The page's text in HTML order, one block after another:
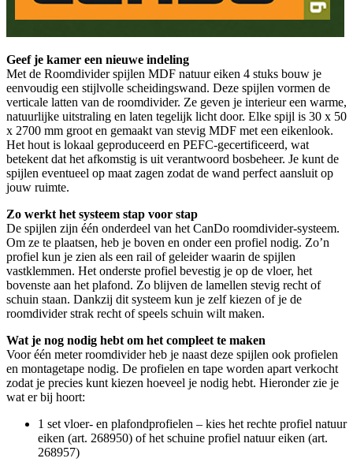
Geef je kamer een nieuwe indeling
Met de Roomdivider spijlen MDF natuur eiken 4 stuks bouw je
eenvoudig een stijlvolle scheidingswand. Deze spijlen vormen de
verticale latten van de roomdivider. Ze geven je interieur een warme,
natuurlijke uitstraling en laten tegelijk licht door. Elke spijl is 30 x 50
x 2700 mm groot en gemaakt van stevig MDF met een eikenlook.
Het hout is lokaal geproduceerd en PEFC-gecertificeerd, wat
betekent dat het afkomstig is uit verantwoord bosbeheer. Je kunt de
spijlen eventueel op maat zagen zodat de wand perfect aansluit op
jouw ruimte.
Zo werkt het systeem stap voor stap
De spijlen zijn één onderdeel van het CanDo roomdivider-systeem.
Om ze te plaatsen, heb je boven en onder een profiel nodig. Zo’n
profiel kun je zien als een rail of geleider waarin de spijlen
vastklemmen. Het onderste profiel bevestig je op de vloer, het
bovenste aan het plafond. Zo blijven de lamellen stevig recht of
schuin staan. Dankzij dit systeem kun je zelf kiezen of je de
roomdivider strak recht of speels schuin wilt maken.
Wat je nog nodig hebt om het compleet te maken
Voor één meter roomdivider heb je naast deze spijlen ook profielen
en montagetape nodig. De profielen en tape worden apart verkocht
zodat je precies kunt kiezen hoeveel je nodig hebt. Hieronder zie je
wat er bij hoort:
1 set vloer- en plafondprofielen – kies het rechte profiel natuur
eiken (art. 268950) of het schuine profiel natuur eiken (art.
268957)